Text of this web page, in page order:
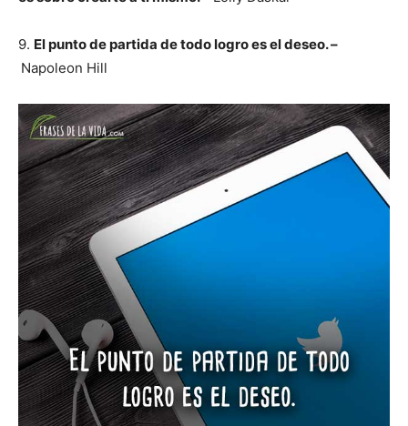
9. El punto de partida de todo logro es el deseo. –
Napoleon Hill